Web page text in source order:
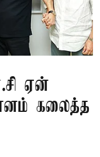
ஏன்
கலைத்த